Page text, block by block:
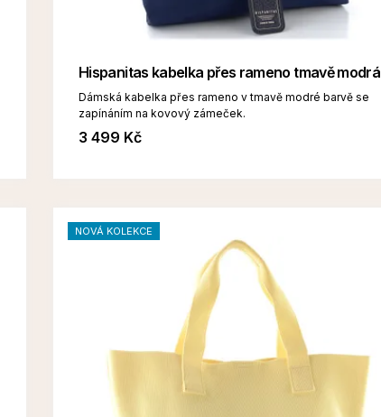
Hispanitas kabelka přes rameno tmavě modrá
Dámská kabelka přes rameno v tmavě modré barvě se
zapínáním na kovový zámeček.
3 499 Kč
NOVÁ KOLEKCE